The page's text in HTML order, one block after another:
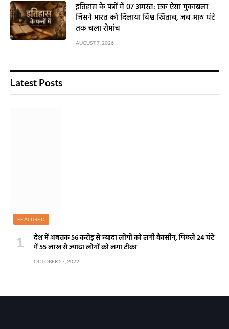
इतिहास के पन्नों में 07 अगस्त: एक ऐसा मुकाबला
जिसने भारत को दिलाया विश्व खिताब, जब आठ घंटे
तक चला रोमांच
AUGUST 7, 2026
Latest Posts
FEATURED
देश में अबतक 56 करोड़ से ज्यादा लोगों को लगी वैक्सीन, पिछले 24 घंटे
में 55 लाख से ज्यादा लोगों को लगा टीका
OCTOBER 27, 2022